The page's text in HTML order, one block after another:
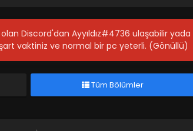
Discord'dan Ayyıldız#4736 ulaşabilir
vaktiniz ve normal bir pc yeterli. (Gönüllü)
Tüm Bölümler